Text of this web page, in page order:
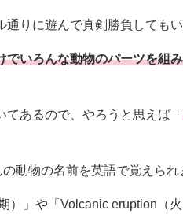
りに遊んで真剣勝負してもい
いろんな動物のパーツを組
あるので、やろうと思えば「
動物の名前を英語で覚えられ
）」や「Volcanic eruption（